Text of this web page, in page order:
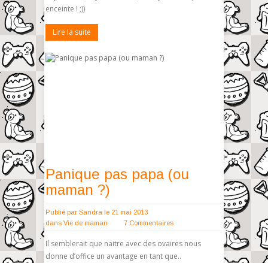
enceinte ! ;))
Lire la suite
Panique pas papa (ou
maman ?)
Publié par Sandra le 21 mai 2013
dans Vie de maman 7 Commentaires
Il semblerait que naitre avec des ovaires nous
donne d’office un avantage en tant que..